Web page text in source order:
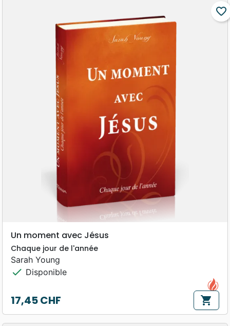
favorite_border
Un moment avec Jésus
Chaque jour de l'année
Sarah Young
check Disponible
Prix
17,45 CHF shopping_cart